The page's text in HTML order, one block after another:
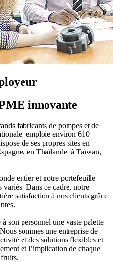
innovante
fabricants de pompes et de
emploie environ 610
de ses propres sites en
en Thaïlande, à Taïwan,
entier et notre portefeuille
variés. Dans ce cadre, notre
satisfaction à nos clients grâce
son personnel une vaste palette
sommes une entreprise de
et des solutions flexibles et
et l’implication de chaque